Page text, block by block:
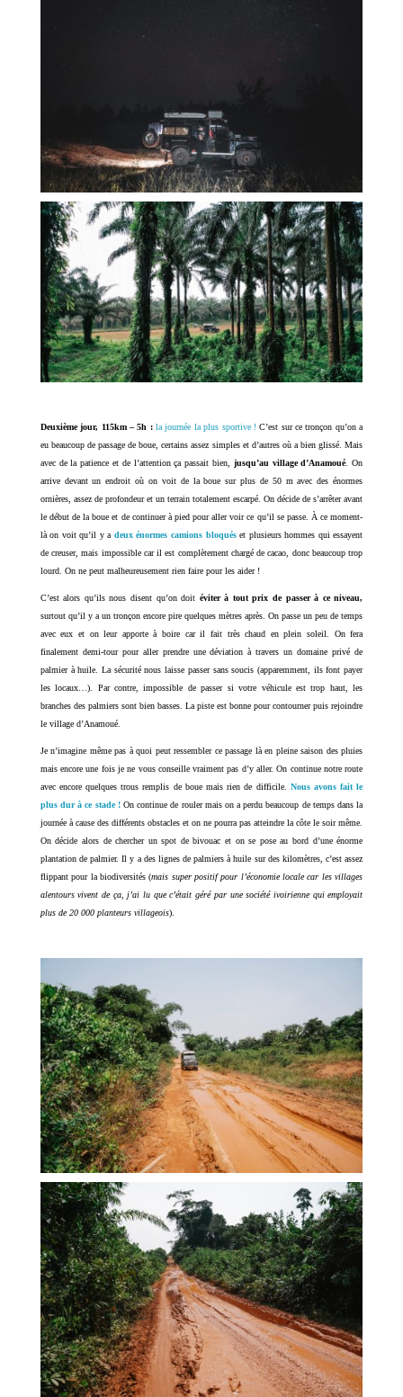
Deuxième jour, 115km – 5h : la journée la plus sportive !C’est sur ce tronçon qu’on a
eu beaucoup de passage de boue, certains assez simples et d’autres où a bien glissé. Mais
avec de la patience et de l’attention ça passait bien, jusqu’au village d’Anamoué. On
arrive devant un endroit où on voit de la boue sur plus de 50 m avec des énormes
ornières, assez de profondeur et un terrain totalement escarpé. On décide de s’arrêter avant
le début de la boue et de continuer à pied pour aller voir ce qu’il se passe. À ce moment-
là on voit qu’il y a deux énormes camions bloquéset plusieurs hommes qui essayent
de creuser, mais impossible car il est complètement chargé de cacao, donc beaucoup trop
lourd. On ne peut malheureusement rien faire pour les aider !
C’est alors qu’ils nous disent qu’on doit éviter à tout prix de passer à ce niveau,
surtout qu’il y a un tronçon encore pire quelques mètres après. On passe un peu de temps
avec eux et on leur apporte à boire car il fait très chaud en plein soleil. On fera
finalement demi-tour pour aller prendre une déviation à travers un domaine privé de
palmier à huile. La sécurité nous laisse passer sans soucis (apparemment, ils font payer
les locaux…). Par contre, impossible de passer si votre véhicule est trop haut, les
branches des palmiers sont bien basses. La piste est bonne pour contourner puis rejoindre
le village d’Anamoué.
Je n’imagine même pas à quoi peut ressembler ce passage là en pleine saison des pluies
mais encore une fois je ne vous conseille vraiment pas d’y aller. On continue notre route
avec encore quelques trous remplis de boue mais rien de difficile. Nous avons fait le
plus dur à ce stade ! On continue de rouler mais on a perdu beaucoup de temps dans la
journée à cause des différents obstacles et on ne pourra pas atteindre la côte le soir même.
On décide alors de chercher un spot de bivouac et on se pose au bord d’une énorme
plantation de palmier. Il y a des lignes de palmiers à huile sur des kilomètres, c’est assez
flippant pour la biodiversités (mais super positif pour l’économie locale car les villages
alentours vivent de ça, j’ai lu que c’était géré par une société ivoirienne qui employait
plus de 20 000 planteurs villageois).